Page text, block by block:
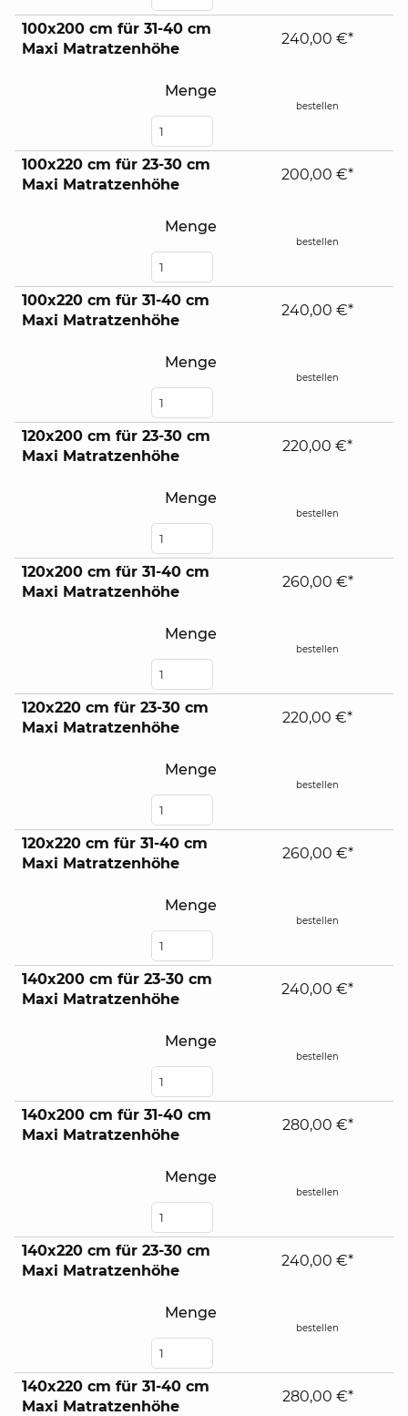
100x200 cm für 31-40 cm
Maxi Matratzenhöhe
Menge
240,00 €*
bestellen
100x220 cm für 23-30 cm
Maxi Matratzenhöhe
Menge
200,00 €*
bestellen
100x220 cm für 31-40 cm
Maxi Matratzenhöhe
Menge
240,00 €*
bestellen
120x200 cm für 23-30 cm
Maxi Matratzenhöhe
Menge
220,00 €*
bestellen
120x200 cm für 31-40 cm
Maxi Matratzenhöhe
Menge
260,00 €*
bestellen
120x220 cm für 23-30 cm
Maxi Matratzenhöhe
Menge
220,00 €*
bestellen
120x220 cm für 31-40 cm
Maxi Matratzenhöhe
Menge
260,00 €*
bestellen
140x200 cm für 23-30 cm
Maxi Matratzenhöhe
Menge
240,00 €*
bestellen
140x200 cm für 31-40 cm
Maxi Matratzenhöhe
Menge
280,00 €*
bestellen
140x220 cm für 23-30 cm
Maxi Matratzenhöhe
Menge
240,00 €*
bestellen
140x220 cm für 31-40 cm
Maxi Matratzenhöhe
280,00 €*